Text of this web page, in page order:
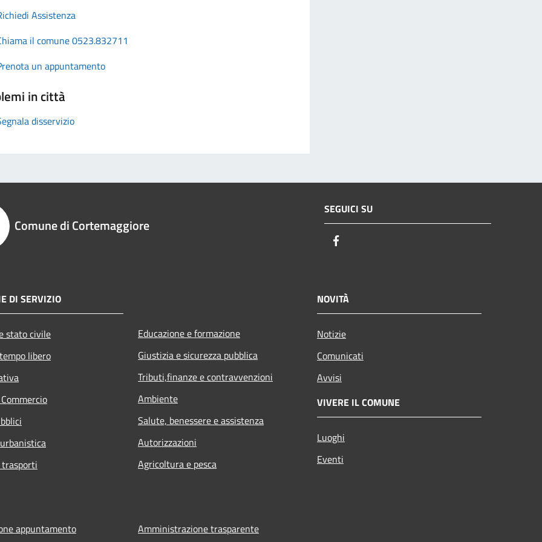
Assistenza
il comune 0523.832711
un appuntamento
in città
disservizio
Comune di Cortemaggiore
SEGUICI SU
DI SERVIZIO
stato civile
libero
Educazione e formazione
Giustizia e sicurezza pubblica
Tributi,finanze e contravvenzioni
Ambiente
Salute, benessere e assistenza
Autorizzazioni
Agricoltura e pesca
NOVITÀ
Notizie
Comunicati
Avvisi
VIVERE IL COMUNE
Luoghi
Eventi
appuntamento Amministrazione trasparente